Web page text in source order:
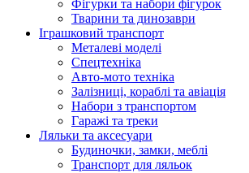
Фігурки та набори фігурок
Тварини та динозаври
Іграшковий транспорт
Металеві моделі
Спецтехніка
Авто-мото техніка
Залізниці, кораблі та авіація
Набори з транспортом
Гаражі та треки
Ляльки та аксесуари
Будиночки, замки, меблі
Транспорт для ляльок